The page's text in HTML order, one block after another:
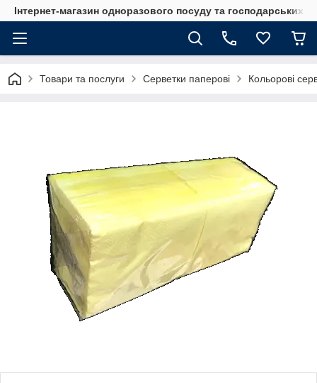
Інтернет-магазин одноразового посуду та господарських
Товари та послуги Серветки паперові Кольорові